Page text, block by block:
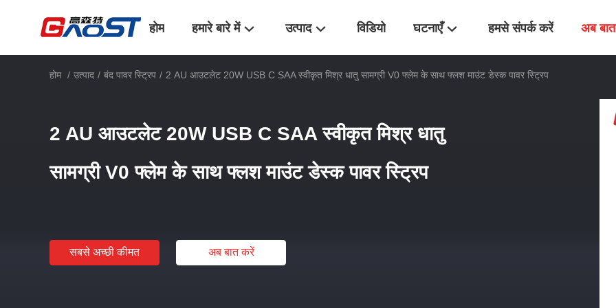
होम हमारे बारे में उत्पाद विडियो घटनाएँ हमसे संपर्क करें अब
होम / उत्पाद / बंद पावर स्ट्रिप / 2 AU आउटलेट 20W USB C SAA स्वीकृत मिश्र धातु सामग्री V0 फ्लेम के साथ फ्लश माउंट डेस्क पावर स्ट्रिप
2 AU आउटलेट 20W USB C SAA स्वीकृत मिश्र धातु
सामग्री V0 फ्लेम के साथ फ्लश माउंट डेस्क पावर स्ट्रिप
सबसे अच्छी कीमत अब बात करें